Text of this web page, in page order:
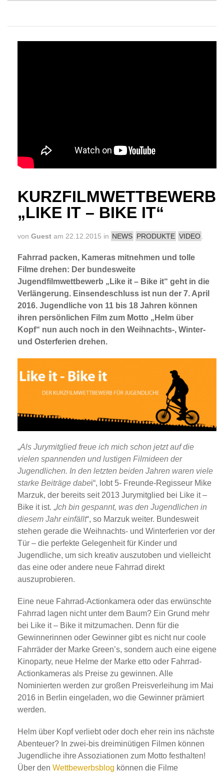
KURZFILMWETTBEWERB
„LIKE IT – BIKE IT“
von Guest am 22.12.2015 in NEWS PRODUKTE VIDEO
Fahrrad packen, Kameras mitnehmen und tolle
Filme drehen: Der bundesweite
Jugendfilmwettbewerb „Like it – Bike it“ geht in die
Verlängerung. Einsendeschluss ist nun der 7. April
2016. Jugendliche von 11 bis 18 Jahren können
ihren persönlichen Film zum Motto „Helm über
Kopf“ nun auch noch in den Weihnachts-, Winter-
und Osterferien drehen.
„Als Jurymitglied freue ich mich schon jetzt auf die
vielen spannenden und lustigen Filmideen der
Jugendlichen. In den letzten beiden Jahren waren viele
starke Beiträge dabei“, lobt 5- Freunde-Regisseur Mike
Marzuk, der bereits seit 2013 Jurymitglied bei Like it –
Bike it ist. „Ich bin gespannt, was den Jugendlichen in
diesem Jahr einfällt“, so Marzuk weiter. Bundesweit
stehen gerade die Weihnachts- und Winterferien vor der
Tür – die perfekte Gelegenheit für Kinder und
Jugendliche, um sich kreativ auszutoben und vielleicht
das eine oder andere neue Fahrrad direkt
auszuprobieren.
Eine neue Fahrrad-Actionkamera oder das erwünschte
Fahrrad lagen nicht unter dem Baum? Ein Grund mehr
bei Like it – Bike it mitzumachen. Denn für die
Gewinnerinnen oder Gewinner gibt es nicht nur coole
Fahrräder der Marke Green’s, sondern auch eine eigene
Kinoparty, neue Helme der Marke etto oder Fahrrad-
Actionkameras als Preise zu gewinnen. Alle
Nominierten werden zur großen Preisverleihung im Mai
2016 in Berlin eingeladen, wo die Gewinner prämiert
werden.
Helm über Kopf verliebt oder doch eher rein ins nächste
Abenteuer? In zwei-bis dreiminütigen Filmen können
Jugendliche ihre Assoziationen zum Motto festhalten!
Über den Wettbewerbsblog können die Filme